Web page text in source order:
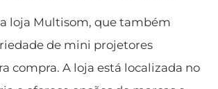
loja Multisom, que também
de mini projetores
compra. A loja está localizada no